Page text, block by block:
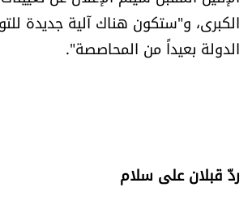
الكبرى، و"ستكون هناك آلية جديدة
الدولة بعيداً من المحاصصة".
ردّ قبلان على سلام